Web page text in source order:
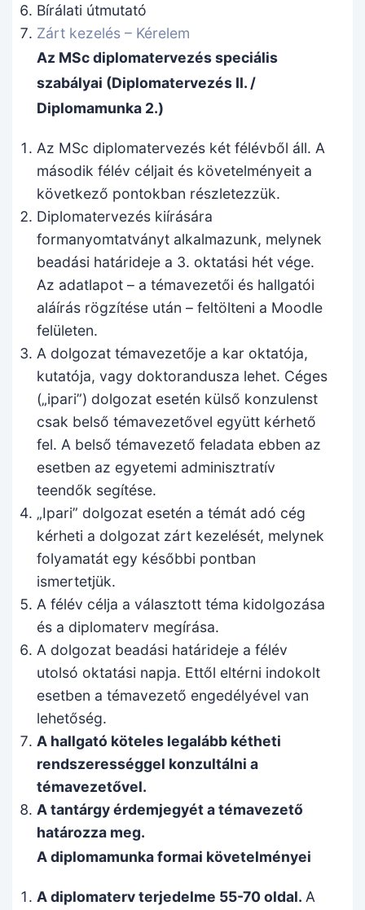
Bírálati útmutató
Zárt kezelés – Kérelem
Az MSc diplomatervezés speciális
szabályai (Diplomatervezés II. /
Diplomamunka 2.)
Az MSc diplomatervezés két félévből áll. A
második félév céljait és követelményeit a
következő pontokban részletezzük.
Diplomatervezés kiírására
formanyomtatványt alkalmazunk, melynek
beadási határideje a 3. oktatási hét vége.
Az adatlapot – a témavezetői és hallgatói
aláírás rögzítése után – feltölteni a Moodle
felületen.
A dolgozat témavezetője a kar oktatója,
kutatója, vagy doktorandusza lehet. Céges
(„ipari”) dolgozat esetén külső konzulenst
csak belső témavezetővel együtt kérhető
fel. A belső témavezető feladata ebben az
esetben az egyetemi adminisztratív
teendők segítése.
„Ipari” dolgozat esetén a témát adó cég
kérheti a dolgozat zárt kezelését, melynek
folyamatát egy későbbi pontban
ismertetjük.
A félév célja a választott téma kidolgozása
és a diplomaterv megírása.
A dolgozat beadási határideje a félév
utolsó oktatási napja. Ettől eltérni indokolt
esetben a témavezető engedélyével van
lehetőség.
A hallgató köteles legalább kétheti
rendszerességgel konzultálni a
témavezetővel.
A tantárgy érdemjegyét a témavezető
határozza meg.
A diplomamunka formai követelményei
A diplomaterv terjedelme 55-70 oldal. A